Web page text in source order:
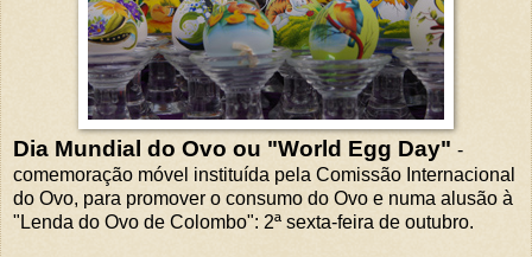
Dia Mundial do Ovo ou "World Egg Day" -
comemoração móvel instituída pela Comissão Internacional
do Ovo, para promover o consumo do Ovo e numa alusão à
"Lenda do Ovo de Colombo": 2ª sexta-feira de outubro.